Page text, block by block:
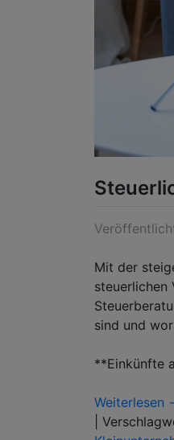
Mit der
steuerlichen
sind und
**Einkünfte
Weiterlesen